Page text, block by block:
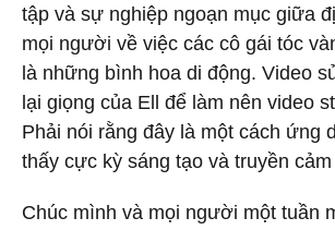
tập và sự nghiệp ngoạn mục giữa
mọi người về việc các cô gái tóc
là những bình hoa di động. Video
lại giọng của Ell để làm nên video
Phải nói rằng đây là một cách ứng
thấy cực kỳ sáng tạo và truyền
Chúc mình và mọi người một tuần